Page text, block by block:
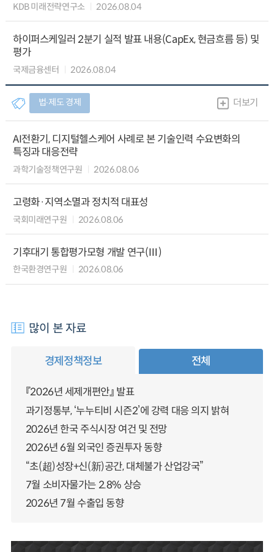
KDB 미래전략연구소 2026.08.04
하이퍼스케일러 2분기 실적 발표 내용(CapEx, 현금흐름 등) 및
평가
국제금융센터 2026.08.04
법∙제도 경제 더보기
AI전환기, 디지털헬스케어 사례로 본 기술인력 수요변화의
특징과 대응전략
과학기술정책연구원 2026.08.06
고령화·지역소멸과 정치적 대표성
국회미래연구원 2026.08.06
기후대기 통합평가모형 개발 연구(Ⅲ)
한국환경연구원 2026.08.06
많이 본 자료
경제정책정보 전체
『2026년 세제개편안』 발표
과기정통부, ‘누누티비 시즌2’에 강력 대응 의지 밝혀
2026년 한국 주식시장 여건 및 전망
2026년 6월 외국인 증권투자 동향
“초(超)성장+신(新)공간, 대체불가 산업강국”
7월 소비자물가는 2.8% 상승
2026년 7월 수출입 동향